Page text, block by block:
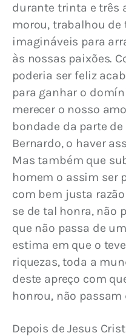
durante trinta e três
morou, trabalhou de
imagináveis para
às nossas paixões.
poderia ser feliz
para ganhar o
merecer o nosso
bondade da parte
Bernardo, o haver
Mas também que
homem o assim ser
com bem justa
se de tal honra, não
que não passa de
estima em que o
riquezas, toda a
deste apreço com
honrou, não
Depois de Jesus